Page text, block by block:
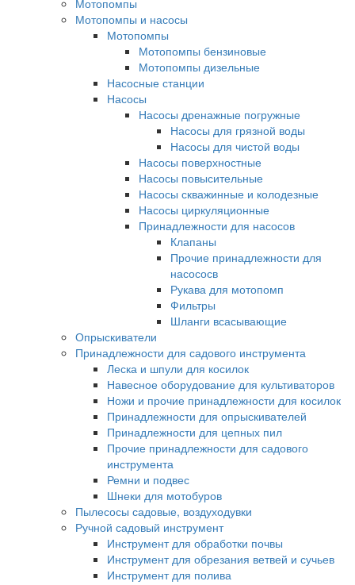
Мотопомпы
Мотопомпы и насосы
Мотопомпы
Мотопомпы бензиновые
Мотопомпы дизельные
Насосные станции
Насосы
Насосы дренажные погружные
Насосы для грязной воды
Насосы для чистой воды
Насосы поверхностные
Насосы повысительные
Насосы скважинные и колодезные
Насосы циркуляционные
Принадлежности для насосов
Клапаны
Прочие принадлежности для
насососв
Рукава для мотопомп
Фильтры
Шланги всасывающие
Опрыскиватели
Принадлежности для садового инструмента
Леска и шпули для косилок
Навесное оборудование для культиваторов
Ножи и прочие принадлежности для косилок
Принадлежности для опрыскивателей
Принадлежности для цепных пил
Прочие принадлежности для садового
инструмента
Ремни и подвес
Шнеки для мотобуров
Пылесосы садовые, воздуходувки
Ручной садовый инструмент
Инструмент для обработки почвы
Инструмент для обрезания ветвей и сучьев
Инструмент для полива